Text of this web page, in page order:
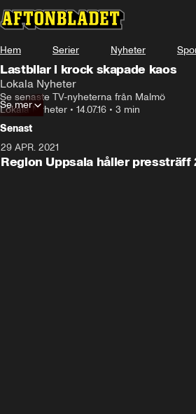
Hem Serier Nyheter
Lastbilar i krock skapade kaos
Lokala Nyheter
Se senaste TV-nyheterna från Malmö
Lokala Nyheter • 14.07.16 • 3 min
Se mer
Senast
29 APR. 2021
Region Uppsala håller pressträff